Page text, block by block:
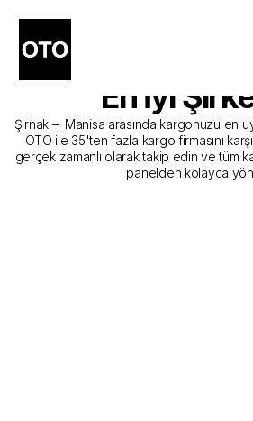
Şırnak -
Gönderim
En İyi
Şırnak –  Manisa arasında kargonuzu en
OTO ile 35'ten fazla kargo firmasını
gerçek zamanlı olarak takip edin ve tüm
panelden kolayca